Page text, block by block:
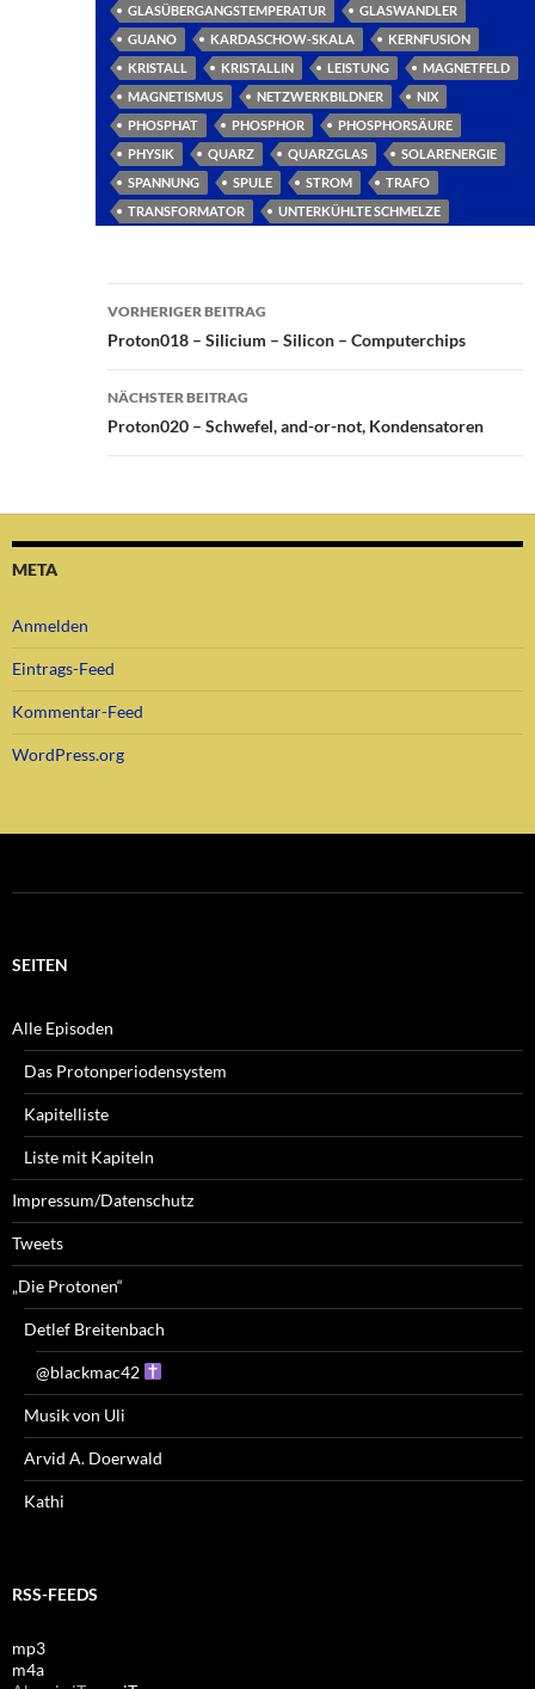
GLASÜBERGANGSTEMPERATUR
GLASWANDLER
GUANO
KARDASCHOW-SKALA
KERNFUSION
KRISTALL
KRISTALLIN LEISTUNG
MAGNETFELD
MAGNETISMUS
NETZWERKBILDNER
NIX
PHOSPHAT
PHOSPHOR
PHOSPHORSÄURE
PHYSIK
QUARZ QUARZGLAS
SOLARENERGIE
SPANNUNG
SPULE STROM
TRAFO
TRANSFORMATOR
UNTERKÜHLTE SCHMELZE
Beitragsnavigation
VORHERIGER BEITRAG
Proton018 – Silicium – Silicon – Computerchips
NÄCHSTER BEITRAG
Proton020 – Schwefel, and-or-not, Kondensatoren
META
Anmelden
Eintrags-Feed
Kommentar-Feed
WordPress.org
SEITEN
Alle Episoden
Das Protonperiodensystem
Kapitelliste
Liste mit Kapiteln
Impressum/Datenschutz
Tweets
„Die Protonen“
Detlef Breitenbach
@blackmac42
Musik von Uli
Arvid A. Doerwald
Kathi
RSS-FEEDS
mp3
m4a